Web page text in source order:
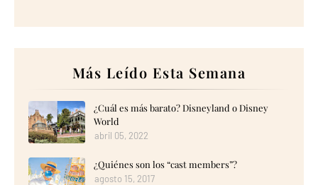
Más Leído Esta Semana
¿Cuál es más barato? Disneyland o Disney
World
abril 05, 2022
¿Quiénes son los “cast members”?
agosto 15, 2017